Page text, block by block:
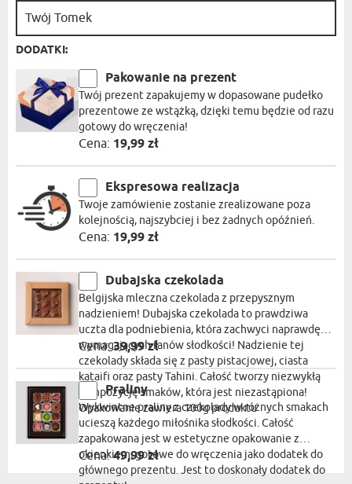
DODATKI:
Pakowanie na prezent
Twój prezent zapakujemy w dopasowane pudełko
prezentowe ze wstążką, dzięki temu będzie od razu
gotowy do wręczenia!
Cena: 19,99 zł
Ekspresowa realizacja
Twoje zamówienie zostanie zrealizowane poza
kolejnością, najszybciej i bez żadnych opóźnień.
Cena: 19,99 zł
Dubajska czekolada
Belgijska mleczna czekolada z przepysznym
nadzieniem! Dubajska czekolada to prawdziwa
uczta dla podniebienia, która zachwyci naprawdę
wymagających fanów słodkości! Nadzienie tej
czekolady składa się z pasty pistacjowej, ciasta
kataifi oraz pasty Tahini. Całość tworzy niezwykłą
kompozycję smaków, która jest niezastąpiona!
Opakowanie zawiera 100g produktu
Cena:39,99 zł
Praliny
Wykwintne praliny z czekolady w różnych smakach
ucieszą każdego miłośnika słodkości. Całość
zapakowana jest w estetyczne opakowanie z
okienkiem, gotowe do wręczenia jako dodatek do
głównego prezentu. Jest to doskonały dodatek do
Cena:49,99 zł